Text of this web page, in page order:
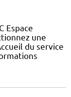
Espace
une
du service